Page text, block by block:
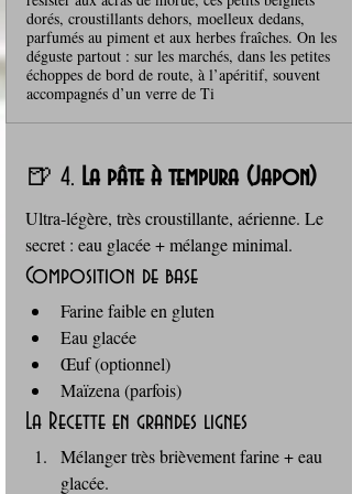
dorés, croustillants dehors, moelleux dedans,
parfumés au piment et aux herbes fraîches. On les
déguste partout : sur les marchés, dans les petites
échoppes de bord de route, à l’apéritif, souvent
accompagnés d’un verre de Ti
🍺 4. La pâte à tempura (Japon)
Ultra‑légère, très croustillante, aérienne. Le
secret : eau glacée + mélange minimal.
Composition de base
Farine faible en gluten
Eau glacée
Œuf (optionnel)
Maïzena (parfois)
La Recette en grandes lignes
Mélanger très brièvement farine + eau
glacée.